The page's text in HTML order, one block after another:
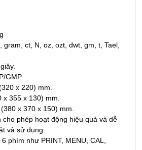
ct, N, oz, ozt, dwt, gm, t, Tael,
GMP
x 220) mm.
355 x 130) mm.
x 370 x 150) mm.
phép hoạt động hiệu quả và dễ
và sử dụng.
phím như PRINT, MENU, CAL,